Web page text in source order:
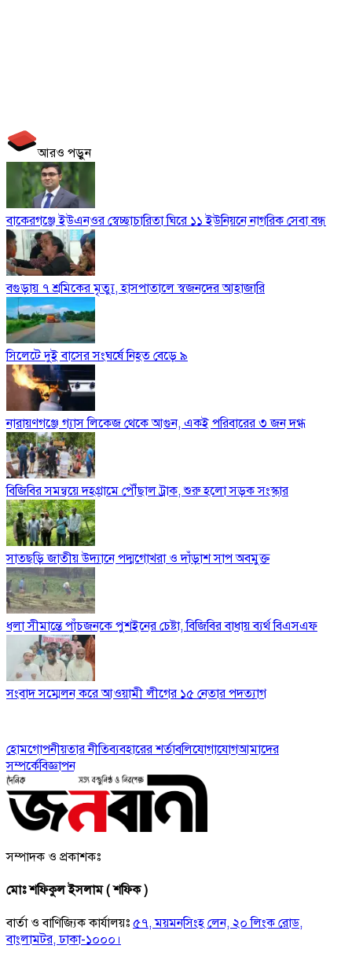
আরও পড়ুন
বাকেরগঞ্জে ইউএনওর স্বেচ্ছাচারিতা ঘিরে ১১ ইউনিয়নে নাগরিক সেবা বন্ধ
বগুড়ায় ৭ শ্রমিকের মৃত্যু, হাসপাতালে স্বজনদের আহাজারি
সিলেটে দুই বাসের সংঘর্ষে নিহত বেড়ে ৯
নারায়ণগঞ্জে গ্যাস লিকেজ থেকে আগুন, একই পরিবারের ৩ জন দগ্ধ
বিজিবির সমন্বয়ে দহগ্রামে পৌঁছাল ট্রাক, শুরু হলো সড়ক সংস্কার
সাতছড়ি জাতীয় উদ্যানে পদ্মগোখরা ও দাঁড়াশ সাপ অবমুক্ত
ধলা সীমান্তে পাঁচজনকে পুশইনের চেষ্টা, বিজিবির বাধায় ব্যর্থ বিএসএফ
সংবাদ সম্মেলন করে আওয়ামী লীগের ১৫ নেতার পদত্যাগ
হোমগোপনীয়তার নীতিব্যবহারের শর্তাবলিযোগাযোগআমাদের
সম্পর্কেবিজ্ঞাপন
সম্পাদক ও প্রকাশকঃ
মোঃ শফিকুল ইসলাম ( শফিক )
বার্তা ও বাণিজ্যিক কার্যালয়ঃ ৫৭, ময়মনসিংহ লেন, ২০ লিংক রোড,
বাংলামটর, ঢাকা-১০০০।